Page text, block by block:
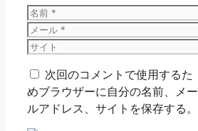
名
前
メ
ー
サ
ト 次回のコメントで使用するた
めブラウザーに自分の名前、メー
ルアドレス、サイトを保存する。